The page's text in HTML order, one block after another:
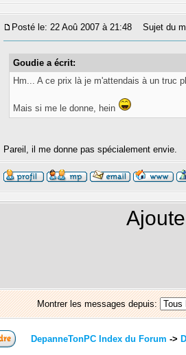
Posté le: 22 Aoû 2007 à 21:48 Sujet du
Goudie a écrit:
Hm... A ce prix là je m'attendais à un truc
Mais si me le donne, hein
Pareil, il me donne pas spécialement envie.
Montrer les messages depuis:
DepanneTonPC Index du Forum ->